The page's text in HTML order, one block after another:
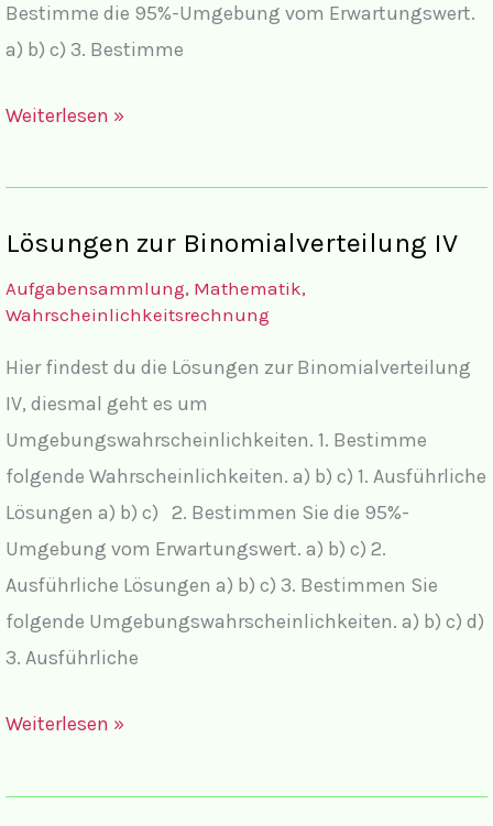
Bestimme die 95%-Umgebung vom Erwartungswert.
a) b) c) 3. Bestimme
Aufgaben
Binomialverteilung
Weiterlesen »
Lösungen zur Binomialverteilung IV
Aufgabensammlung, Mathematik,
Wahrscheinlichkeitsrechnung
Hier findest du die Lösungen zur Binomialverteilung
IV, diesmal geht es um
Umgebungswahrscheinlichkeiten. 1. Bestimme
folgende Wahrscheinlichkeiten. a) b) c) 1. Ausführliche
Lösungen a) b) c) 2. Bestimmen Sie die 95%-
Umgebung vom Erwartungswert. a) b) c) 2.
Ausführliche Lösungen a) b) c) 3. Bestimmen Sie
folgende Umgebungswahrscheinlichkeiten. a) b) c) d)
3. Ausführliche
Lösungen
Binomialverteilung
Weiterlesen »